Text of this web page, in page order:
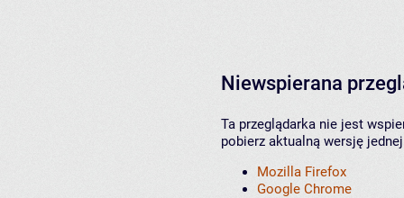
Niewspierana
Ta przeglądarka nie jest
pobierz aktualną wersję
Mozilla Firefox
Google Chrome